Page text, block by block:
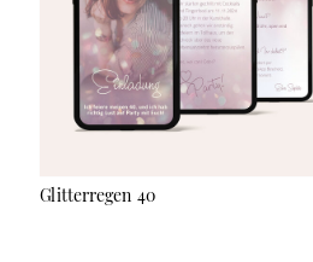
Glitterregen 40